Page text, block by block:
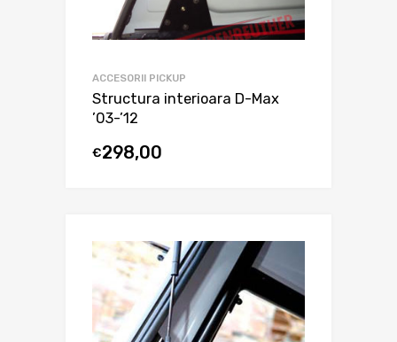
ACCESORII PICKUP
Structura interioara D-Max
’03-’12
€298,00